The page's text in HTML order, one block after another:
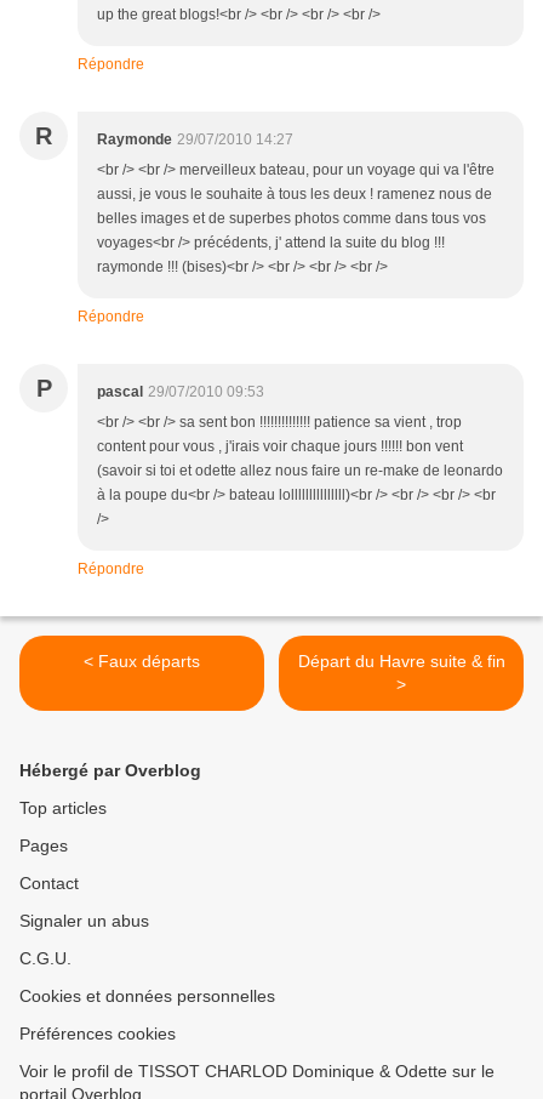
up the great blogs!<br /> <br /> <br /> <br />
Répondre
R Raymonde 29/07/2010 14:27
<br /> <br /> merveilleux bateau, pour un voyage qui va l'être
aussi, je vous le souhaite à tous les deux ! ramenez nous de
belles images et de superbes photos comme dans tous vos
voyages<br /> précédents, j' attend la suite du blog !!!
raymonde !!! (bises)<br /> <br /> <br /> <br />
Répondre
P pascal 29/07/2010 09:53
<br /> <br /> sa sent bon !!!!!!!!!!!!!! patience sa vient , trop
content pour vous , j'irais voir chaque jours !!!!!! bon vent
(savoir si toi et odette allez nous faire un re-make de leonardo
à la poupe du<br /> bateau lolllllllllllllll)<br /> <br /> <br /> <br
/>
Répondre
< Faux départs
Départ du Havre suite & fin
>
Hébergé par Overblog
Top articles
Pages
Contact
Signaler un abus
C.G.U.
Cookies et données personnelles
Préférences cookies
Voir le profil de TISSOT CHARLOD Dominique & Odette sur le
portail Overblog